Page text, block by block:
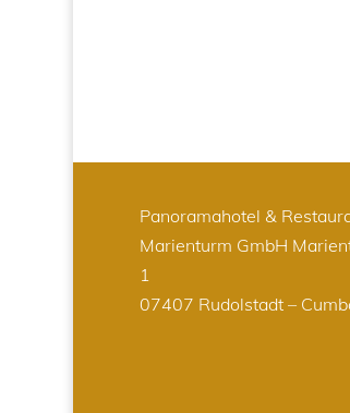
Panoramahotel &
Marienturm GmbH
1
07407 Rudolstadt –